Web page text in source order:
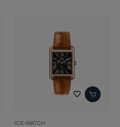
favorite_border
ICE-WATCH